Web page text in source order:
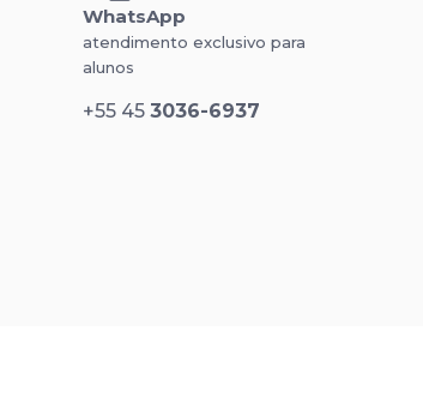
WhatsApp
atendimento exclusivo para
alunos
+55 45 3036-6937